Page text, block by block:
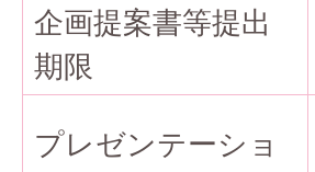
企画提案書等提出
期限
プレゼンテーショ